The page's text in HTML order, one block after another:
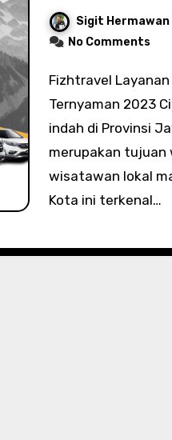
Sigit Hermawan
No Comments
Fizhtravel Layanan Rental Mobil Cianjur
Ternyaman 2023
indah di Provinsi
merupakan tujuan
wisatawan lokal
Kota ini terkenal…